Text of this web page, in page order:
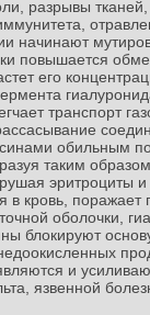
разрывы тканей,
начинают
повышается
его
транспорт
обильным
таким
эритроциты
кровь, поражает
оболочки,
блокируют
и
язвенной